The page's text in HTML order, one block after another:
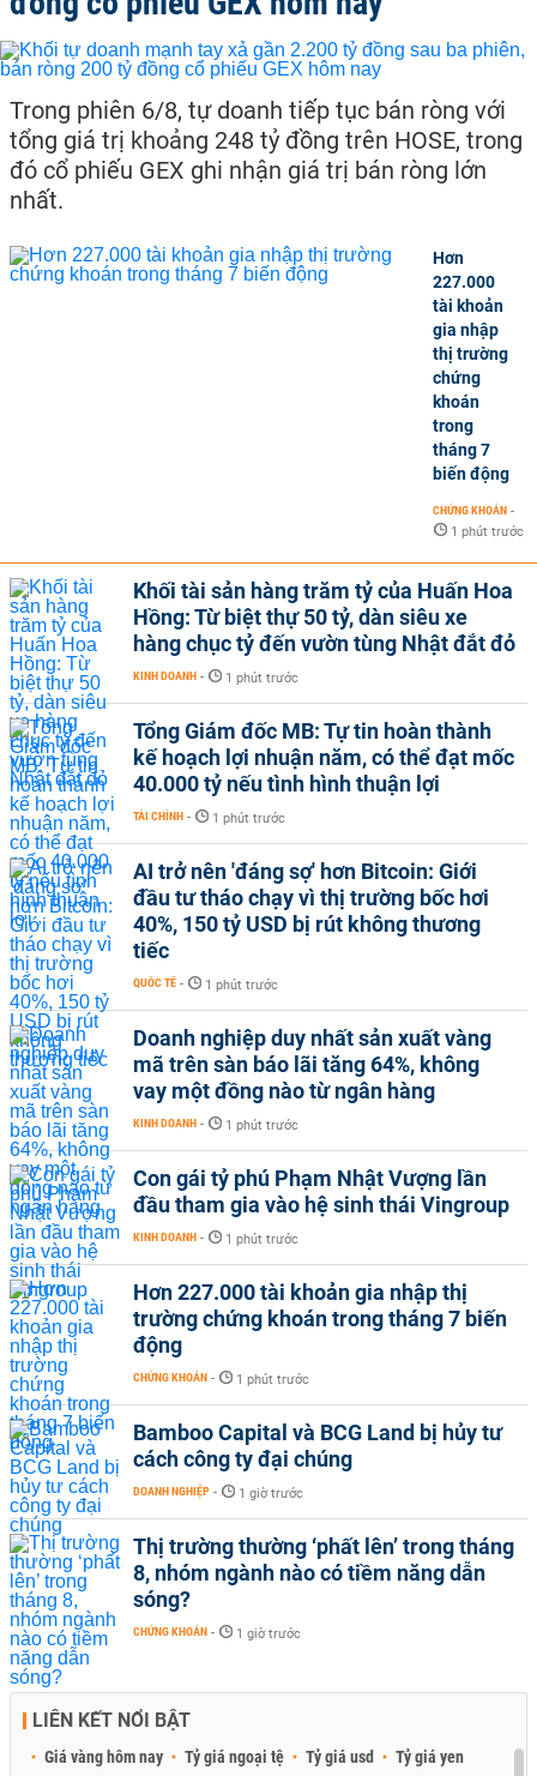
Trong phiên 6/8, tự doanh tiếp tục bán ròng với
tổng giá trị khoảng 248 tỷ đồng trên HOSE, trong
đó cổ phiếu GEX ghi nhận giá trị bán ròng lớn
nhất.
Hơn
227.000
tài khoản
gia nhập
thị trường
chứng
khoán
trong
tháng 7
biến động
CHỨNG KHOÁN -
1 phút trước
Khối tài sản hàng trăm tỷ của Huấn Hoa
Hồng: Từ biệt thự 50 tỷ, dàn siêu xe
hàng chục tỷ đến vườn tùng Nhật đắt đỏ
KINH DOANH - 1 phút trước
Tổng Giám đốc MB: Tự tin hoàn thành
kế hoạch lợi nhuận năm, có thể đạt mốc
40.000 tỷ nếu tình hình thuận lợi
TÀI CHÍNH - 1 phút trước
AI trở nên 'đáng sợ' hơn Bitcoin: Giới
đầu tư tháo chạy vì thị trường bốc hơi
40%, 150 tỷ USD bị rút không thương
tiếc
QUỐC TẾ - 1 phút trước
Doanh nghiệp duy nhất sản xuất vàng
mã trên sàn báo lãi tăng 64%, không
vay một đồng nào từ ngân hàng
KINH DOANH - 1 phút trước
Con gái tỷ phú Phạm Nhật Vượng lần
đầu tham gia vào hệ sinh thái Vingroup
KINH DOANH - 1 phút trước
Hơn 227.000 tài khoản gia nhập thị
trường chứng khoán trong tháng 7 biến
động
CHỨNG KHOÁN - 1 phút trước
Bamboo Capital và BCG Land bị hủy tư
cách công ty đại chúng
DOANH NGHIỆP - 1 giờ trước
Thị trường thường ‘phất lên’ trong tháng
8, nhóm ngành nào có tiềm năng dẫn
sóng?
CHỨNG KHOÁN - 1 giờ trước
LIÊN KẾT NỔI BẬT
Giá vàng hôm nay Tỷ giá ngoại tệ Tỷ giá usd Tỷ giá yen